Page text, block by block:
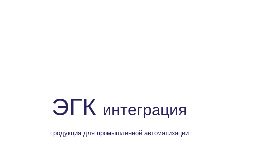
ЭГК интеграция
продукция для промышленной автоматизации